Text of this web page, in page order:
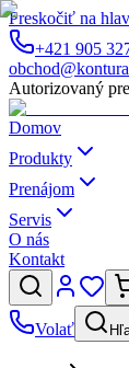
Preskočiť na
+421 905
Autorizovaný
Domov
Produkty
Prenájom
Servis
O nás
Kontakt
Volať